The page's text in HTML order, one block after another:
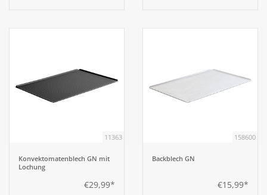
11363
Konvektomatenblech GN mit
Lochung
€29,99*
158600
Backblech GN
€15,99*